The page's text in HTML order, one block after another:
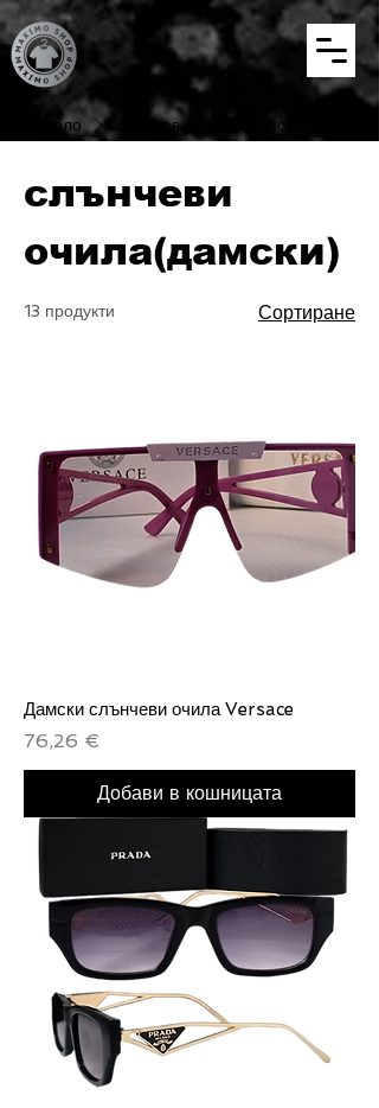
Начало слънчеви очила(дамски)
слънчеви
очила(дамски)
13 продукти Сортиране
Дамски слънчеви очила Versace
Цена
76,26 €
Добави в кошницата